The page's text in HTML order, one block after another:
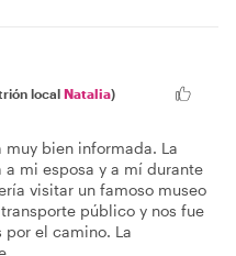
local Natalia)
bien informada. La
mi esposa y a mí durante
visitar un famoso museo
público y nos fue
el camino. La